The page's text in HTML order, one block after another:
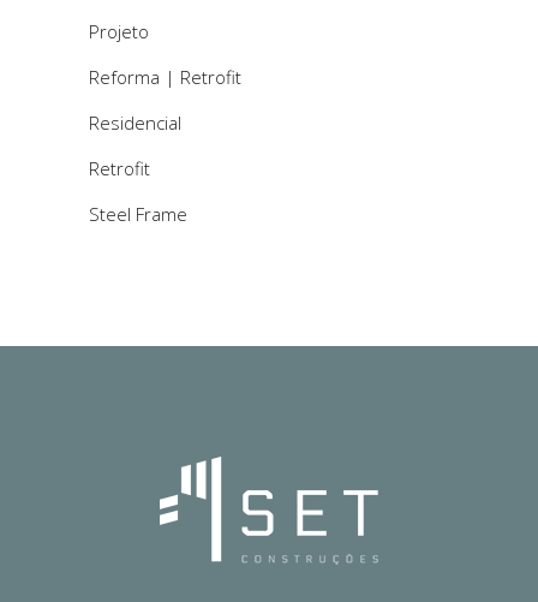
Projeto
Reforma | Retrofit
Residencial
Retrofit
Steel Frame